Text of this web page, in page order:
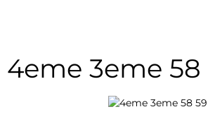
4eme 3eme 58